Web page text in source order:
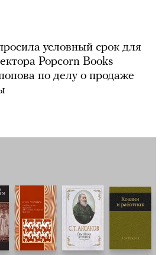
условный срок для
Popcorn Books
по делу о продаже